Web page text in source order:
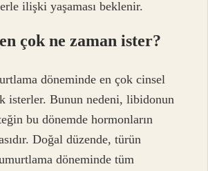
ilişki yaşaması beklenir.
çok ne zaman ister?
döneminde en çok cinsel
isterler. Bunun nedeni, libidonun
bu dönemde hormonların
Doğal düzende, türün
döneminde tüm